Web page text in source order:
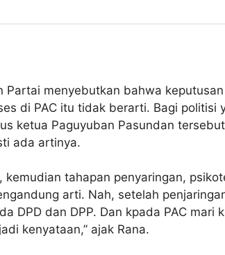
Partai menyebutkan bahwa
di PAC itu tidak berarti. Bagi politisi
ketua Paguyuban Pasundan
ada artinya.
kemudian tahapan penyaringan,
arti. Nah, setelah
DPD dan DPP. Dan kpada PAC mari
kenyataan,” ajak Rana.